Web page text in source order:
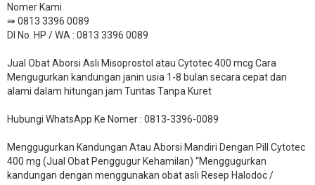
Nomer Kami
⇛ 0813 3396 0089
DI No. HP / WA : 0813 3396 0089
Jual Obat Aborsi Asli Misoprostol atau Cytotec 400 mcg Cara
Mengugurkan kandungan janin usia 1-8 bulan secara cepat dan
alami dalam hitungan jam Tuntas Tanpa Kuret
Hubungi WhatsApp Ke Nomer : 0813-3396-0089​
Menggugurkan Kandungan Atau Aborsi Mandiri Dengan Pill Cytotec
400 mg (Jual Obat Penggugur Kehamilan) “Menggugurkan
kandungan dengan menggunakan obat asli Resep Halodoc /